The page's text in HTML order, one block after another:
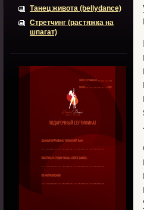
Танец живота (bellydance)
Стретчинг (растяжка на
шпагат)